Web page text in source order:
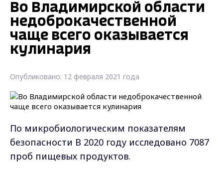
Во Владимирской области
недоброкачественной
чаще всего оказывается
кулинария
Опубликовано: 12 февраля 2021 года
По микробиологическим показателям
безопасности В 2020 году исследовано 7087
проб пищевых продуктов.